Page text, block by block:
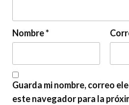
Nombre*
Guarda mi nombre, correo
este navegador para la